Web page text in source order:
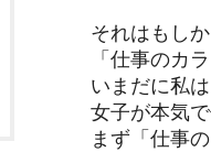
それはもし
「仕事のカ
いまだに私
女子が本気
まず「仕事